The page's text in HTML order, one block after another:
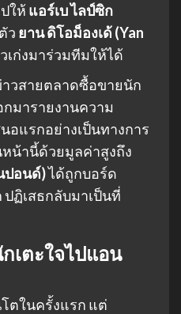
ให้แอร์เบ ไลป์ซิก
ว ยาน ดิโอม็องเด้ (Yan
เก่งมาร่วมทีมให้ได้
วสายตลาดซื้อขายนัก
มารายงานความ
อแรกอย่างเป็นทางการ
น้านี้ด้วยมูลค่าสูงถึง
ปอนด์)ได้ถูกบอร์ด
ปฏิเสธกลับมาเป็นที่
เตะใจไปแอน
ตในครั้งแรก แต่